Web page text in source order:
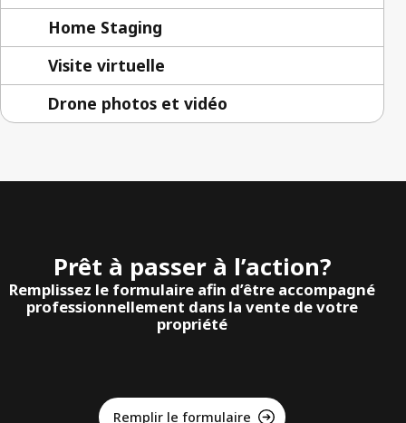
Home Staging
Visite virtuelle
Drone photos et vidéo
Prêt à passer à l’action?
Remplissez le formulaire afin d’être accompagné
professionnellement dans la vente de votre
propriété
Remplir le formulaire